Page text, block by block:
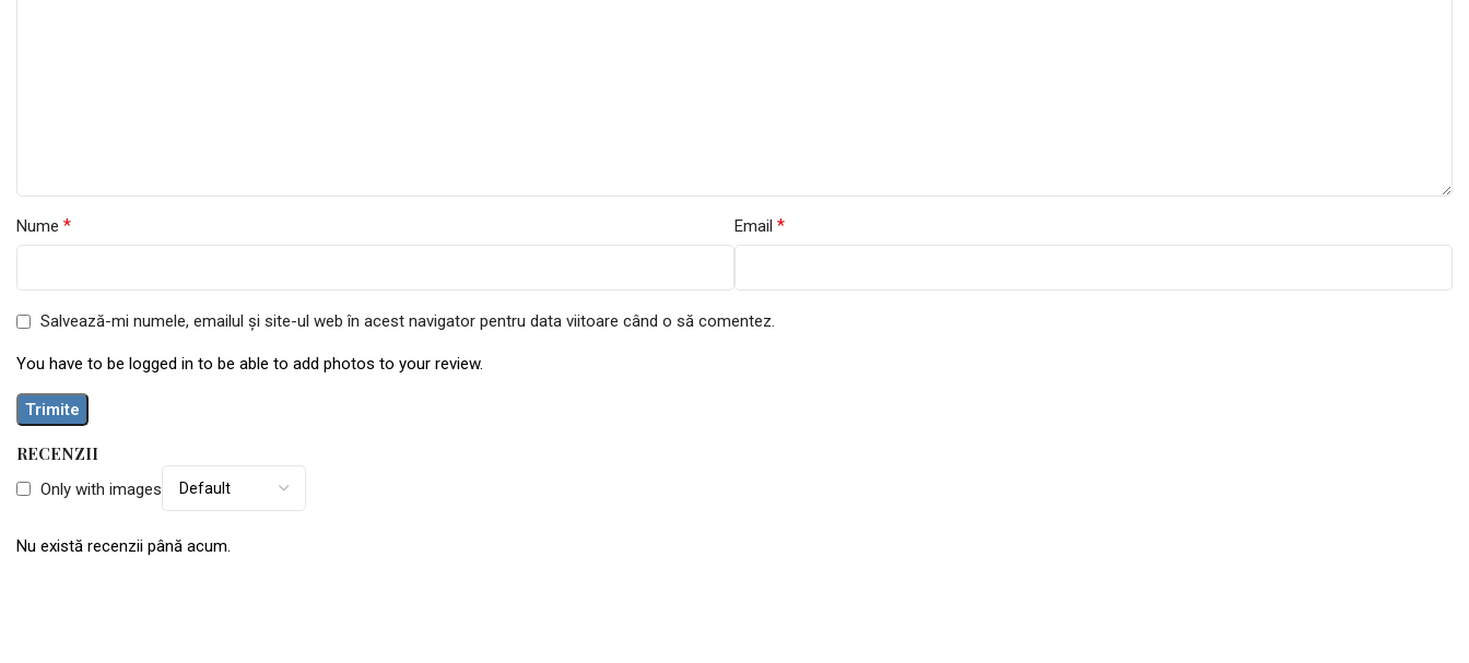
RECENZII
Only with images
Nu există recenzii până acum.
Nume * Email *
Salvează-mi numele, emailul și site-ul web în acest navigator pentru data viitoare când o să comentez.
You have to be logged in to be able to add photos to your review.